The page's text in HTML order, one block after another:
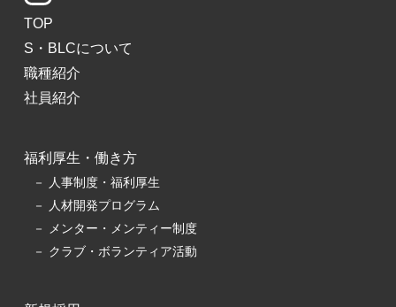
TOP
S・BLCについて
職種紹介
社員紹介
福利厚生・働き方
人事制度・福利厚生
人材開発プログラム
メンター・メンティー制度
クラブ・ボランティア活動